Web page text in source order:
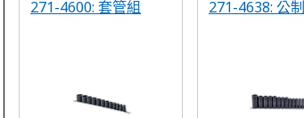
271-4600: 套管組 271-4638: 公